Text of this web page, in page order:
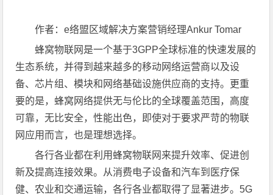
作者：e络盟区域解决方案营销经理Ankur Tomar
蜂窝物联网是一个基于3GPP全球标准的快速发展的
生态系统，并得到越来越多的移动网络运营商以及设
备、芯片组、模块和网络基础设施供应商的支持。更重
要的是，蜂窝网络提供无与伦比的全球覆盖范围，高度
可靠，无比安全，性能出色，即使对于要求严苛的物联
网应用而言，也是理想选择。
各行各业都在利用蜂窝物联网来提升效率、促进创
新及提高连接效果。从消费电子设备和汽车到医疗保
健、农业和交通运输，各行各业都取得了显著进步。5G